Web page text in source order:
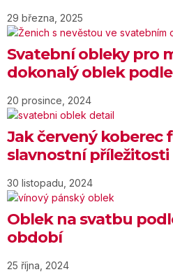
29 března, 2025
Svatební obleky pro
dokonalý oblek
20 prosince, 2024
Jak červený koberec
slavnostní příležitosti
30 listopadu, 2024
Oblek na svatbu
období
25 října, 2024